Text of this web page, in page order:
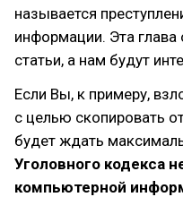
называется
информации. Эта глава
статьи, а нам будут
Если Вы, к примеру,
с целью скопировать
будет ждать
Уголовного кодекса
компьютерной